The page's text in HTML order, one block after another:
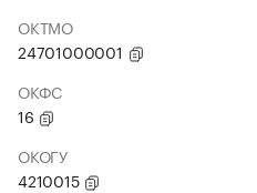
ОКТМО
24701000001
ОКФС
16
ОКОГУ
4210015